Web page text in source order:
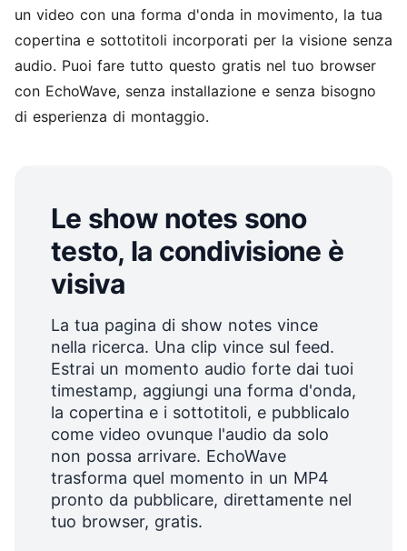
un video con una forma d'onda in movimento, la tua
copertina e sottotitoli incorporati per la visione senza
audio. Puoi fare tutto questo gratis nel tuo browser
con EchoWave, senza installazione e senza bisogno
di esperienza di montaggio.
Le show notes sono
testo, la condivisione è
visiva
La tua pagina di show notes vince
nella ricerca. Una clip vince sul feed.
Estrai un momento audio forte dai tuoi
timestamp, aggiungi una forma d'onda,
la copertina e i sottotitoli, e pubblicalo
come video ovunque l'audio da solo
non possa arrivare. EchoWave
trasforma quel momento in un MP4
pronto da pubblicare, direttamente nel
tuo browser, gratis.